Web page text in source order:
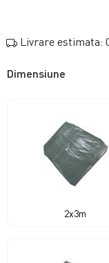
Livrare estimata:
Dimensiune
2x3m